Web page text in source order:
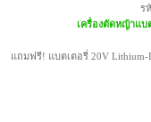
ร
เครื่องตัดหญ้าแบ
แถมฟรี! แบตเตอรี่ 20V